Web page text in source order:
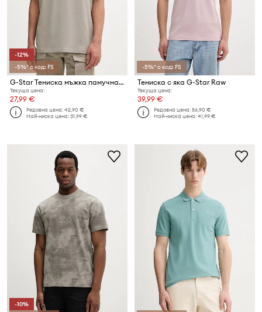
-12%
-5%* с код: FS
G-Star Тениска мъжка памучна Relaxed base
Текуща цена:
27,99 €
Редовна цена:42,90 €
Най-ниска цена:31,99 €
-5%* с код: FS
Тениска с яка G-Star Raw
Текуща цена:
39,99 €
Редовна цена:56,90 €
Най-ниска цена:41,99 €
-10%